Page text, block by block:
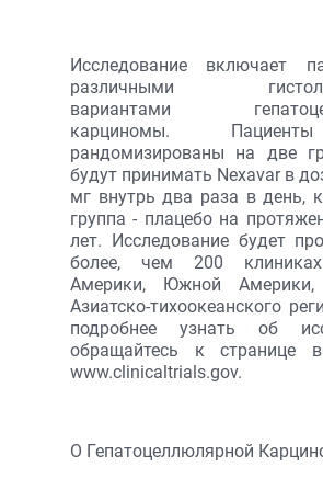
Исследование включает
различными
вариантами
карциномы.
рандомизированы на две
будут принимать Nexavar в
мг внутрь два раза в день,
группа - плацебо на
лет. Исследование будет
более, чем 200
Америки, Южной
Азиатско-тихоокеанского
подробнее узнать об
обращайтесь к странице в
www.clinicaltrials.gov.
О Гепатоцеллюлярной